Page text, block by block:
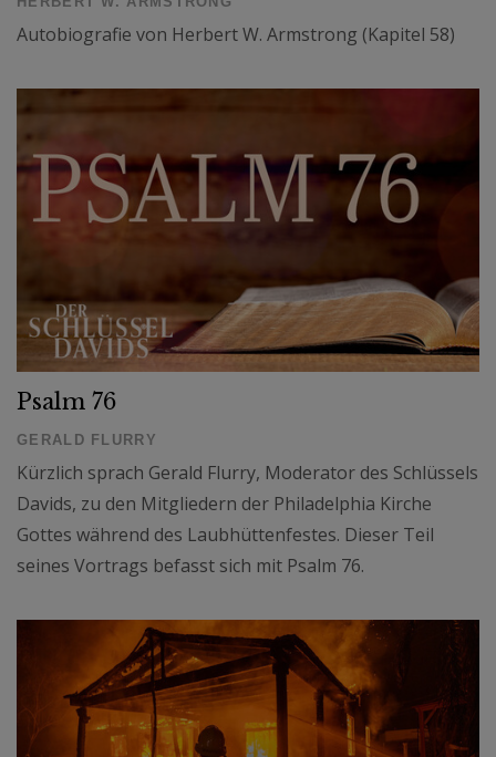
Autobiografie von Herbert W. Armstrong (Kapitel 58)
Psalm 76
GERALD FLURRY
Kürzlich sprach Gerald Flurry, Moderator des Schlüssels
Davids, zu den Mitgliedern der Philadelphia Kirche
Gottes während des Laubhüttenfestes. Dieser Teil
seines Vortrags befasst sich mit Psalm 76.